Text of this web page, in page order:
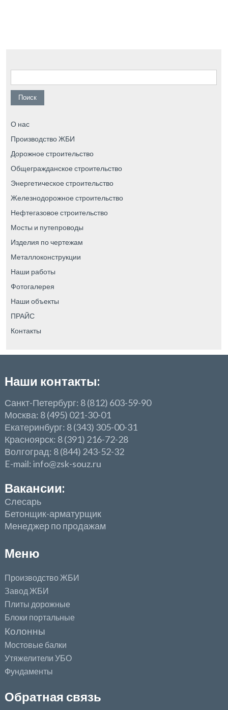
Найти:
О нас
Производство ЖБИ
Дорожное строительство
Общегражданское строительство
Энергетическое строительство
Железнодорожное строительство
Нефтегазовое строительство
Мосты и путепроводы
Изделия по чертежам
Металлоконструкции
Наши работы
Фотогалерея
Наши объекты
ПРАЙС
Контакты
Наши контакты:
Санкт-Петербург: 8 (812) 603-59-90
Москва: 8 (495) 021-30-01
Екатеринбург: 8 (343) 305-00-31
Красноярск: 8 (391) 216-72-28
Волгоград: 8 (844) 243-52-32
E-mail: info@zsk-souz.ru
Вакансии:
Слесарь
Бетонщик-арматурщик
Менеджер по продажам
Меню
Производство ЖБИ
Завод ЖБИ
Плиты дорожные
Блоки портальные
Колонны
Мостовые балки
Утяжелители УБО
Фундаменты
Обратная связь